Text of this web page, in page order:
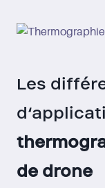
Les
de drone